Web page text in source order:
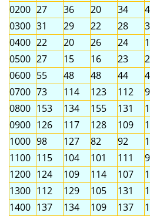
0200 27 36 20 34
0300 31 29 22 28
0400 22 20 26 24
0500 27 15 16 23
0600 55 48 48 44
0700 73 114 123 112
0800 153 134 155 131
0900 126 117 128 109
1000 98 127 82 92
1100 115 104 101 111
1200 124 109 114 107
1300 112 129 105 131
1400 137 134 109 137